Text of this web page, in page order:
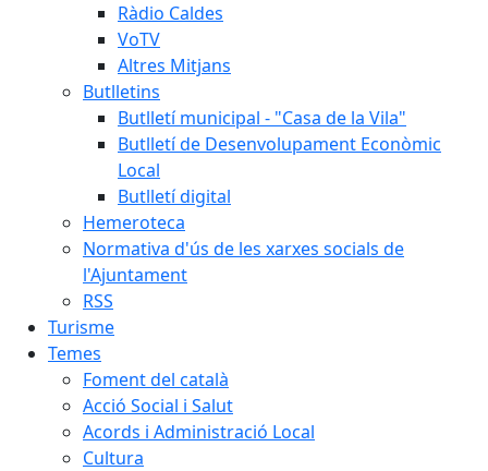
Ràdio Caldes
VoTV
Altres Mitjans
Butlletins
Butlletí municipal - "Casa de la Vila"
Butlletí de Desenvolupament Econòmic
Local
Butlletí digital
Hemeroteca
Normativa d'ús de les xarxes socials de
l'Ajuntament
RSS
Turisme
Temes
Foment del català
Acció Social i Salut
Acords i Administració Local
Cultura